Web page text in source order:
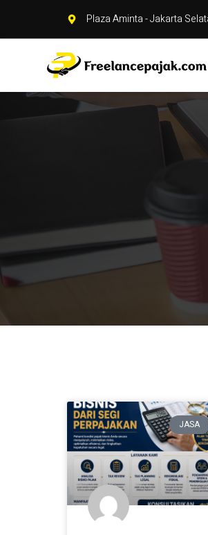
Plaza Aminta - Jakarta
JASA